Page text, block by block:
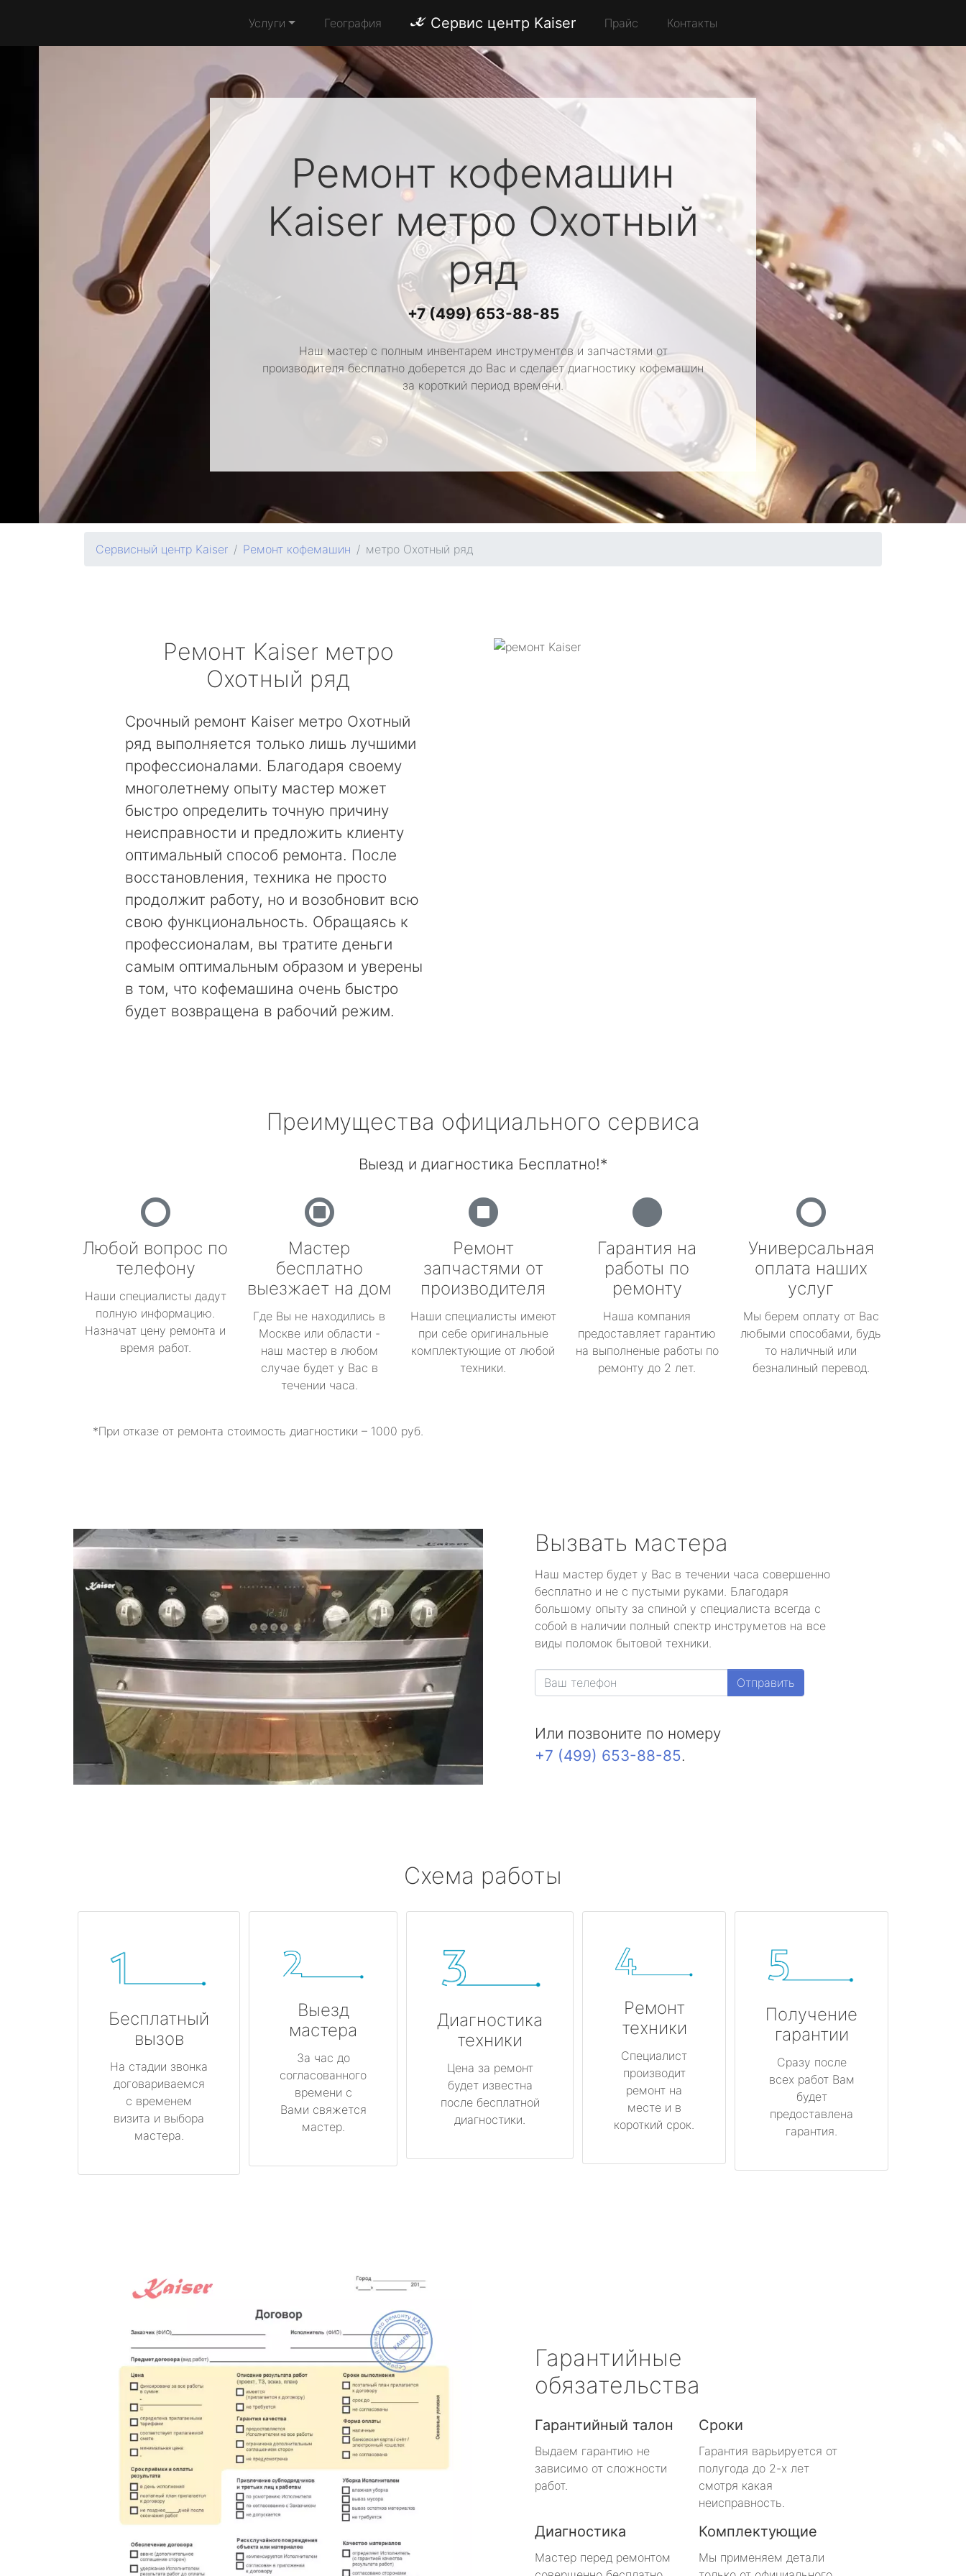
Услуги География Сервис центр Kaiser Прайс Контакты
Ремонт кофемашин
Kaiser метро Охотный
ряд
+7 (499) 653-88-85
Наш мастер с полным инвентарем инструментов и запчастями от
производителя бесплатно доберется до Вас и сделает диагностику кофемашин
за короткий период времени.
Сервисный центр Kaiser Ремонт кофемашин метро Охотный ряд
Ремонт Kaiser метро
Охотный ряд
Срочный ремонт Kaiser метро Охотный
ряд выполняется только лишь лучшими
профессионалами. Благодаря своему
многолетнему опыту мастер может
быстро определить точную причину
неисправности и предложить клиенту
оптимальный способ ремонта. После
восстановления, техника не просто
продолжит работу, но и возобновит всю
свою функциональность. Обращаясь к
профессионалам, вы тратите деньги
самым оптимальным образом и уверены
в том, что кофемашина очень быстро
будет возвращена в рабочий режим.
Преимущества официального сервиса
Выезд и диагностика Бесплатно!*
Любой вопрос по
телефону
Наши специалисты дадут
полную информацию.
Назначат цену ремонта и
время работ.
Мастер
бесплатно
выезжает на дом
Где Вы не находились в
Москве или области -
наш мастер в любом
случае будет у Вас в
течении часа.
Ремонт
запчастями от
производителя
Наши специалисты имеют
при себе оригинальные
комплектующие от любой
техники.
Гарантия на
работы по
ремонту
Наша компания
предоставляет гарантию
на выполненые работы по
ремонту до 2 лет.
Универсальная
оплата наших
услуг
Мы берем оплату от Вас
любыми способами, будь
то наличный или
безналиный перевод.
*При отказе от ремонта стоимость диагностики – 1000 руб.
Вызвать мастера
Наш мастер будет у Вас в течении часа совершенно
бесплатно и не с пустыми руками. Благодаря
большому опыту за спиной у специалиста всегда с
собой в наличии полный спектр инструметов на все
виды поломок бытовой техники.
Отправить
Или позвоните по номеру
+7 (499) 653-88-85.
Схема работы
Бесплатный
вызов
На стадии звонка
договариваемся
с временем
визита и выбора
мастера.
Выезд
мастера
За час до
согласованного
времени с
Вами свяжется
мастер.
Диагностика
техники
Цена за ремонт
будет известна
после бесплатной
диагностики.
Ремонт
техники
Специалист
производит
ремонт на
месте и в
короткий срок.
Получение
гарантии
Сразу после
всех работ Вам
будет
предоставлена
гарантия.
Гарантийные
обязательства
Гарантийный талон
Выдаем гарантию не
зависимо от сложности
работ.
Сроки
Гарантия варьируется от
полугода до 2-х лет
смотря какая
неисправность.
Диагностика
Мастер перед ремонтом
Комплектующие
Мы применяем детали